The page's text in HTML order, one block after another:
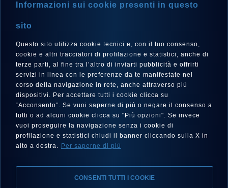
LINGUA
Italiano
SEGUICI SU
Informazioni sui cookie presenti in questo
sito
Questo sito utilizza cookie tecnici e, con il tuo consenso,
cookie e altri tracciatori di profilazione e statistici, anche di
terze parti, al fine tra l’altro di inviarti pubblicità e offrirti
servizi in linea con le preferenze da te manifestate nel
corso della navigazione in rete, anche attraverso più
dispositivi. Per accettare tutti i cookie clicca su
“Acconsento”. Se vuoi saperne di più o negare il consenso a
tutti o ad alcuni cookie clicca su "Più opzioni". Se invece
vuoi proseguire la navigazione senza i cookie di
profilazione e statistici chiudi il banner cliccando sulla X in
alto a destra. Per saperne di più
CONSENTI TUTTI I COOKIE